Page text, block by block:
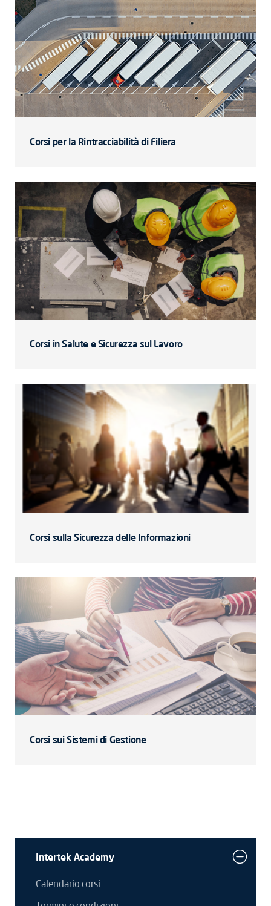
Corsi per la Rintracciabilità di Filiera
Corsi in Salute e Sicurezza sul Lavoro
Corsi sulla Sicurezza delle Informazioni
Corsi sui Sistemi di Gestione
Intertek Academy
Calendario corsi